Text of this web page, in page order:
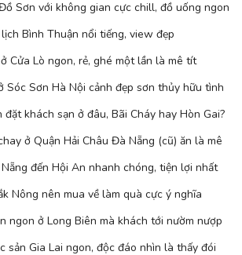
Sơn với không gian cực chill, đồ uống ngon
Bình Thuận nổi tiếng, view đẹp
Cửa Lò ngon, rẻ, ghé một lần là mê tít
Sóc Sơn Hà Nội cảnh đẹp sơn thủy hữu tình
khách sạn ở đâu, Bãi Cháy hay Hòn Gai?
ở Quận Hải Châu Đà Nẵng (cũ) ăn là mê
đến Hội An nhanh chóng, tiện lợi nhất
Nông nên mua về làm quà cực ý nghĩa
ngon ở Long Biên mà khách tới nườm nượp
sản Gia Lai ngon, độc đáo nhìn là thấy đói